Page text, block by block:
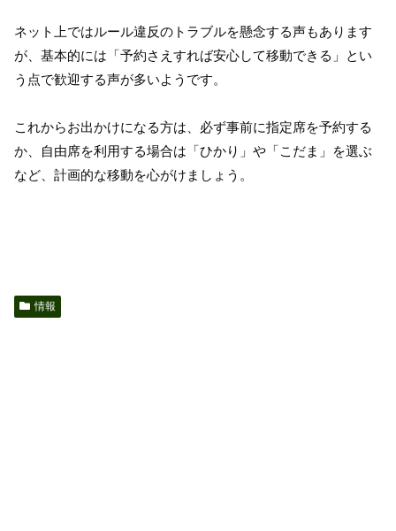
ネット上ではルール違反のトラブルを懸念する声もあります
が、基本的には「予約さえすれば安心して移動できる」とい
う点で歓迎する声が多いようです。
これからお出かけになる方は、必ず事前に指定席を予約する
か、自由席を利用する場合は「ひかり」や「こだま」を選ぶ
など、計画的な移動を心がけましょう。
情報